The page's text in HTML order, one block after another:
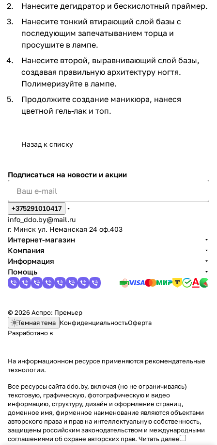
Нанесите дегидратор и бескислотный праймер.
Нанесите тонкий втирающий слой базы с
последующим запечатыванием торца и
просушите в лампе.
Нанесите второй, выравнивающий слой базы,
создавая правильную архитектуру ногтя.
Полимеризуйте в лампе.
Продолжите создание маникюра, нанеся
цветной гель-лак и топ.
Назад к списку
Подписаться на новости и акции
+375291010417
info_ddo.by@mail.ru
г. Минск ул. Неманская 24 оф.403
Интернет-магазин
Компания
Информация
Помощь
© 2026 Аспро: Премьер
Темная тема КонфиденциальностьОферта
Разработано в
На информационном ресурсе применяются рекомендательные
технологии.
Все ресурсы сайта ddo.by, включая (но не ограничиваясь)
текстовую, графическую, фотографическую и видео
информацию, структуру, дизайн и оформление страниц,
доменное имя, фирменное наименование являются объектами
авторского права и прав на интеллектуальную собственность,
защищены российским законодательством и международными
соглашениями об охране авторских прав. Читать далее